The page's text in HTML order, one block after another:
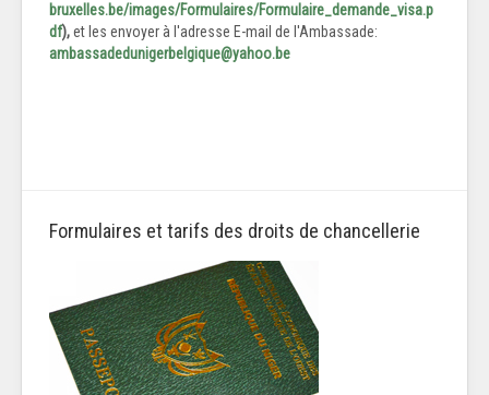
bruxelles.be/images/Formulaires/Formulaire_demande_visa.p
df),et les envoyer à l'adresse E-mail de l'Ambassade:
ambassadedunigerbelgique@yahoo.be
Formulaires et tarifs des droits de chancellerie